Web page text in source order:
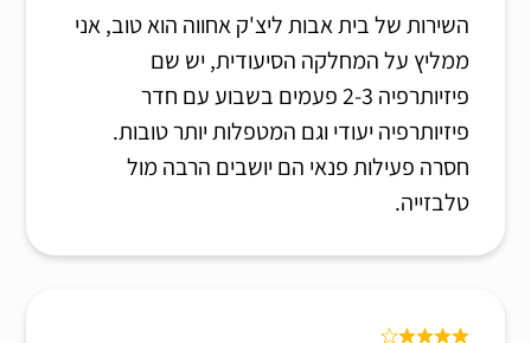
השירות של בית אבות ליצ'ק אחווה הוא טוב, אני
ממליץ על המחלקה הסיעודית, יש שם
פיזיותרפיה 2-3 פעמים בשבוע עם חדר
פיזיותרפיה יעודי וגם המטפלות יותר טובות.
חסרה פעילות פנאי הם יושבים הרבה מול
טלבזייה.